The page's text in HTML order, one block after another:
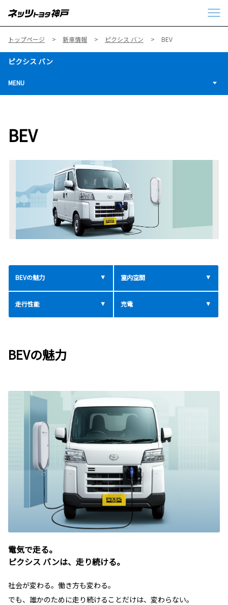
トップページ 新車情報 ピクシス バン BEV
ピクシス バン
MENU
BEV
BEVの魅力 室内空間
走行性能 充電
BEVの魅力
電気で走る。
ピクシス バンは、走り続ける。
社会が変わる。働き方も変わる。
でも、誰かのために走り続けることだけは、変わらない。